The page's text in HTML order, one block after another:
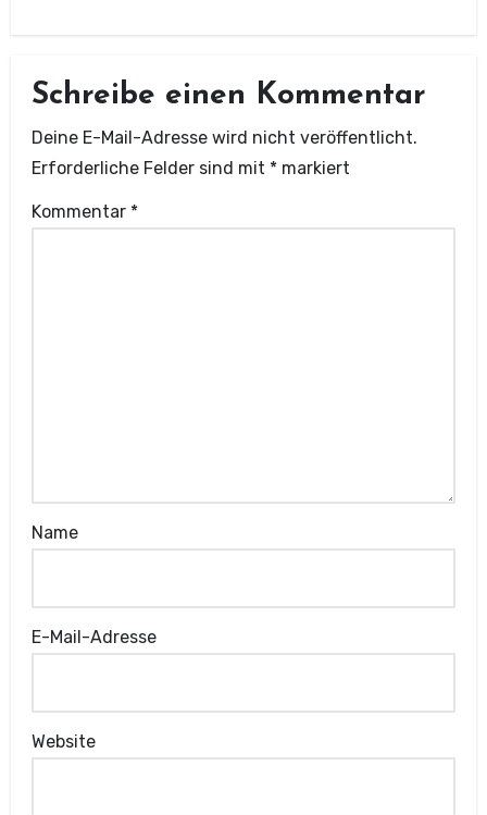
Schreibe einen Kommentar
Deine E-Mail-Adresse wird nicht veröffentlicht.
Erforderliche Felder sind mit *markiert
Kommentar *
Name
E-Mail-Adresse
Website